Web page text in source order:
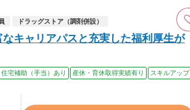
ドラッグストア（調剤併設）
キャリアパスと充実した福利厚生が
住宅補助（手当）あり 産休・育休取得実績有り スキルアップ